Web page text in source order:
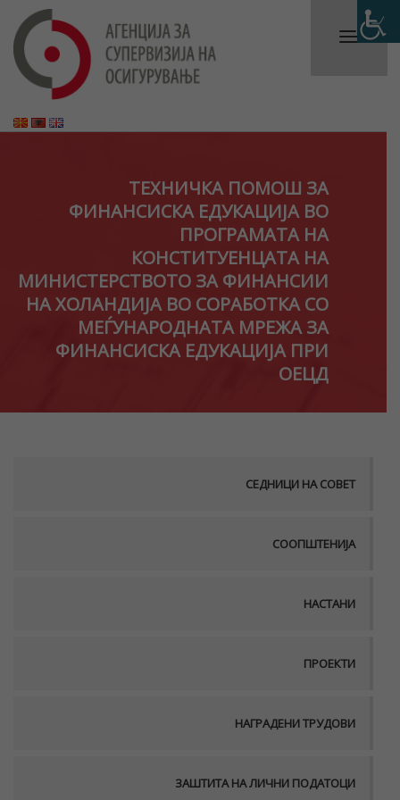
ТЕХНИЧКА ПОМОШ ЗА
ФИНАНСИСКА ЕДУКАЦИЈА ВО
ПРОГРАМАТА НА
КОНСТИТУЕНЦАТА НА
МИНИСТЕРСТВОТО ЗА ФИНАНСИИ
НА ХОЛАНДИЈА ВО СОРАБОТКА СО
МЕЃУНАРОДНАТА МРЕЖА ЗА
ФИНАНСИСКА ЕДУКАЦИЈА ПРИ
ОЕЦД
СЕДНИЦИ НА СОВЕТ
СООПШТЕНИЈА
НАСТАНИ
ПРОЕКТИ
НАГРАДЕНИ ТРУДОВИ
ЗАШТИТА НА ЛИЧНИ ПОДАТОЦИ